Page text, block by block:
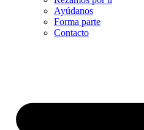
Ayúdanos
Forma parte
Contacto